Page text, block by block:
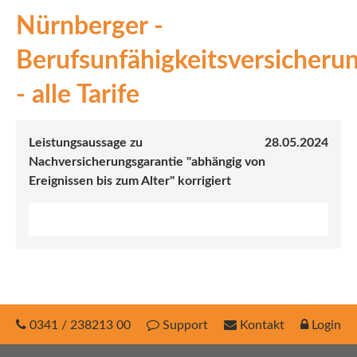
INEX
Sach
Leben
Investment
Nürnberger -
- alle Tarife
28.05.2024
Leistungsaussage zu
Nachversicherungsgarantie "abhängig von
Ereignissen bis zum Alter" korrigiert
0341 / 238213 00 Support Kontakt Login